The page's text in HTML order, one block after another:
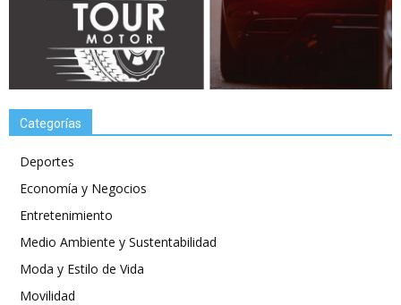
Categorías
Deportes
Economía y Negocios
Entretenimiento
Medio Ambiente y Sustentabilidad
Moda y Estilo de Vida
Movilidad